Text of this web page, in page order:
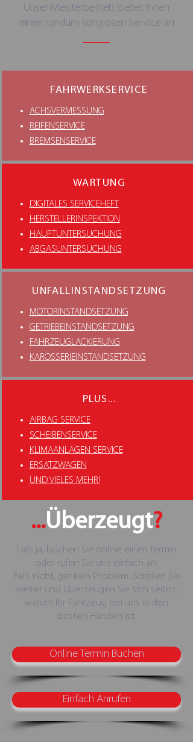
Unser Meisterbetrieb bietet Ihnen
einen rundum sorglosen Service an
FAHRWERKSERVICE
ACHSVERMESSUNG
REIFENSERVICE
BREMSENSERVICE
WARTUNG
DIGITALES SERVICEHEFT
HERSTELLERINSPEKTION
HAUPTUNTERSUCHUNG
ABGASUNTERSUCHUNG
UNFALLINSTANDSETZUNG
MOTORINSTANDSETZUNG
GETRIEBEINSTANDSETZUNG
FAHRZEUGLACKIERUNG
KAROSSERIEINSTANDSETZUNG
PLUS...
AIRBAG SERVICE
SCHEIBENSERVICE
KLIMAANLAGEN SERVICE
ERSATZWAGEN
UND VIELES MEHR!
...Überzeugt?
Falls ja, buchen Sie online einen Termin
oder rufen Sie uns einfach an.
Falls nicht, gar kein Problem. Scrollen Sie
weiter und überzeugen Sie sich selbst,
warum Ihr Fahrzeug bei uns in den
besten Händen ist.
Online Termin Buchen
Einfach Anrufen